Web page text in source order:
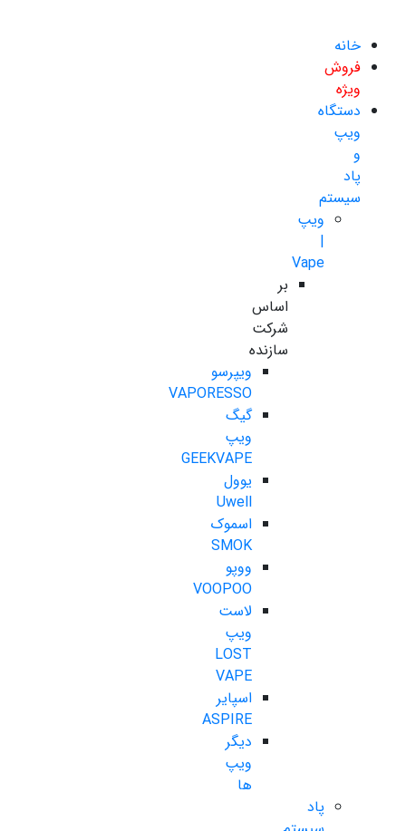
خانه
فروش
ویژه
دستگاه
ویپ
و
پاد
سیستم
ویپ
|
Vape
بر
اساس
شرکت
سازنده
ویپرسو
VAPORESSO
گیگ
ویپ
GEEKVAPE
یوول
Uwell
اسموک
SMOK
ووپو
VOOPOO
لاست
ویپ
LOST
VAPE
اسپایر
ASPIRE
دیگر
ویپ
ها
پاد